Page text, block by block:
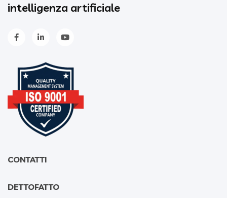
intelligenza artificiale
CONTATTI
DETTOFATTO